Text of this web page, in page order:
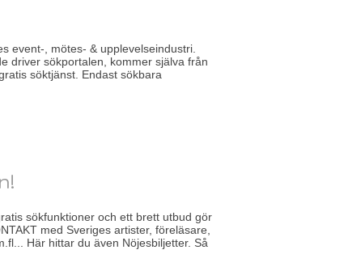
event-, mötes- & upplevelseindustri.
driver sökportalen, kommer själva från
söktjänst. Endast sökbara
sökfunktioner och ett brett utbud gör
med Sveriges artister, föreläsare,
Här hittar du även Nöjesbiljetter. Så